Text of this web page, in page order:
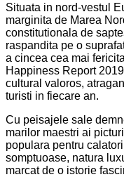
Situata in nord-vestul
marginita de Marea
constitutionala de
raspandita pe o
a cincea cea mai
Happiness Report
cultural valoros,
turisti in fiecare an.
Cu peisajele sale
marilor maestri ai
populara pentru
somptuoase, natura
marcat de o istorie